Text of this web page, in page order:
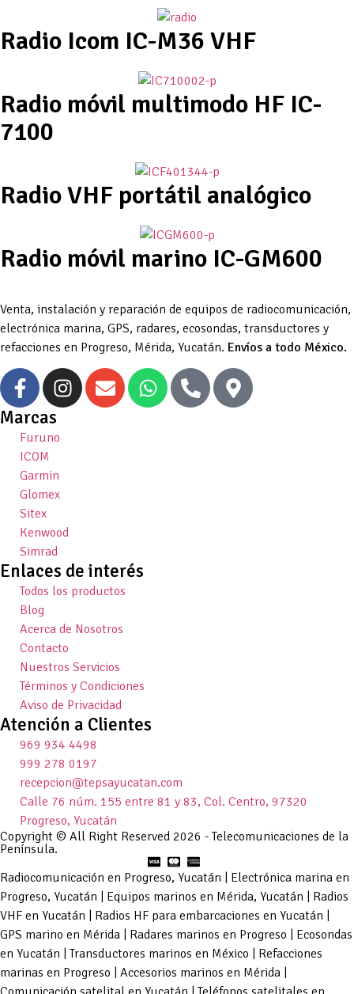
Radio Icom IC-M36 VHF
Radio móvil multimodo HF IC-
7100
Radio VHF portátil analógico
Radio móvil marino IC-GM600
Venta, instalación y reparación de equipos de radiocomunicación,
electrónica marina, GPS, radares, ecosondas, transductores y
refacciones en Progreso, Mérida, Yucatán. Envíos a todo México.
Marcas
Furuno
ICOM
Garmin
Glomex
Sitex
Kenwood
Simrad
Enlaces de interés
Todos los productos
Blog
Acerca de Nosotros
Contacto
Nuestros Servicios
Términos y Condiciones
Aviso de Privacidad
Atención a Clientes
969 934 4498
999 278 0197
recepcion@tepsayucatan.com
Calle 76 núm. 155 entre 81 y 83, Col. Centro, 97320
Progreso, Yucatán
Copyright © All Right Reserved 2026 - Telecomunicaciones de la
Península.
Radiocomunicación en Progreso, Yucatán | Electrónica marina en
Progreso, Yucatán | Equipos marinos en Mérida, Yucatán | Radios
VHF en Yucatán | Radios HF para embarcaciones en Yucatán |
GPS marino en Mérida | Radares marinos en Progreso | Ecosondas
en Yucatán | Transductores marinos en México | Refacciones
marinas en Progreso | Accesorios marinos en Mérida |